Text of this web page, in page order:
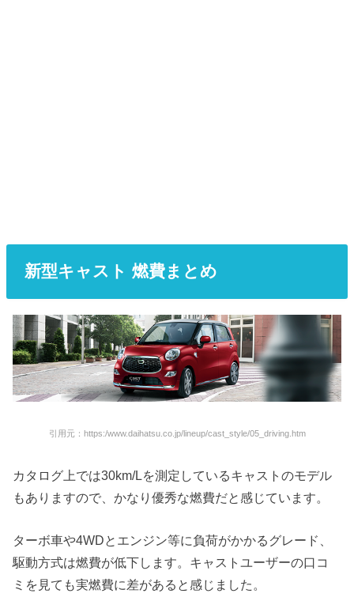
新型キャスト 燃費まとめ
引用元：https:/www.daihatsu.co.jp/lineup/cast_style/05_driving.htm
カタログ上では30km/Lを測定しているキャストのモデル
もありますので、かなり優秀な燃費だと感じています。
ターボ車や4WDとエンジン等に負荷がかかるグレード、
駆動方式は燃費が低下します。キャストユーザーの口コ
ミを見ても実燃費に差があると感じました。